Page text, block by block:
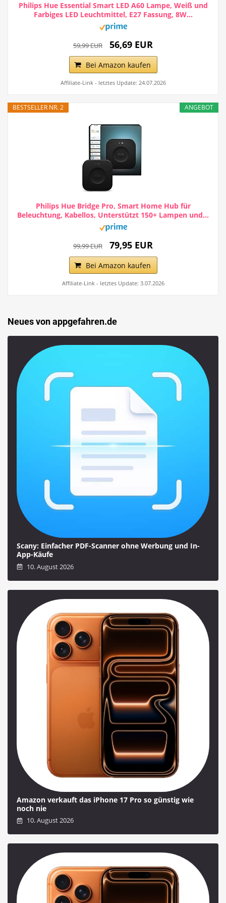
Philips Hue Essential Smart LED A60 Lampe, Weiß und
Farbiges LED Leuchtmittel, E27 Fassung, 8W...
59,99 EUR 56,69 EUR
Bei Amazon kaufen
Affiliate-Link - letztes Update: 24.07.2026
ANGEBOT
BESTSELLER NR. 2
Philips Hue Bridge Pro, Smart Home Hub für
Beleuchtung, Kabellos, Unterstützt 150+ Lampen und...
99,99 EUR 79,95 EUR
Bei Amazon kaufen
Affiliate-Link - letztes Update: 3.07.2026
Neues von appgefahren.de
Scany: Einfacher PDF-Scanner ohne Werbung und In-
App-Käufe
10. August 2026
Amazon verkauft das iPhone 17 Pro so günstig wie
noch nie
10. August 2026